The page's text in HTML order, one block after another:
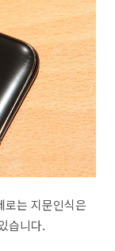
로는 지문인식은
습니다.